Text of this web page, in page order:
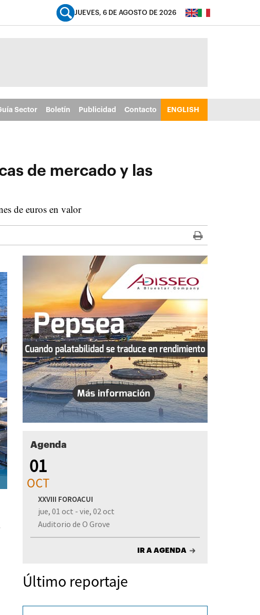
JUEVES, 6 DE AGOSTO DE 2026
Sector Boletín Publicidad Contacto ENGLISH
de mercado y las
de euros en valor
Agenda
01
OCT
XXVIII FOROACUI
jue, 01 oct - vie, 02 oct
Auditorio de O Grove
IR A AGENDA
Último reportaje